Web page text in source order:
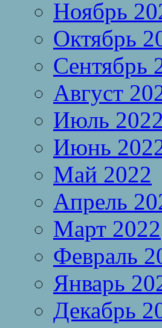
Ноябрь
Октябрь
Сентябрь
Август
Июль 2022
Июнь
Май 2022
Апрель
Март 2022
Февраль
Январь
Декабрь